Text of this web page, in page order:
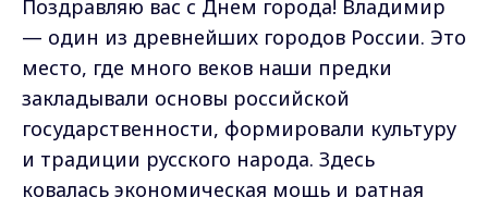
Поздравляю вас с Днем города! Владимир
— один из древнейших городов России. Это
место, где много веков наши предки
закладывали основы российской
государственности, формировали культуру
и традиции русского народа. Здесь
ковалась экономическая мощь и ратная